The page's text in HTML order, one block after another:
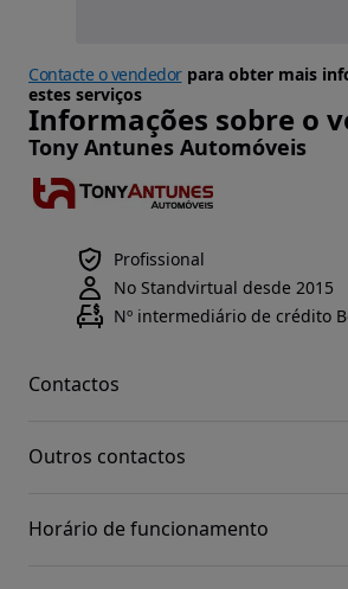
Contacte o vendedorpara obter mais
estes serviços
Informações sobre o
Tony Antunes Automóveis
Profissional
No Standvirtual desde 2015
Nº intermediário de crédito
Contactos
Outros contactos
Horário de funcionamento